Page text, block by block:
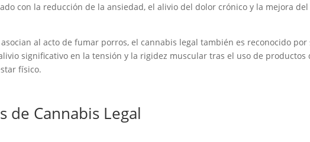
con la reducción de la ansiedad, el alivio del dolor crónico y la mejora
al acto de fumar porros, el cannabis legal también es reconocido
significativo en la tensión y la rigidez muscular tras el uso de productos
físico.
de Cannabis Legal